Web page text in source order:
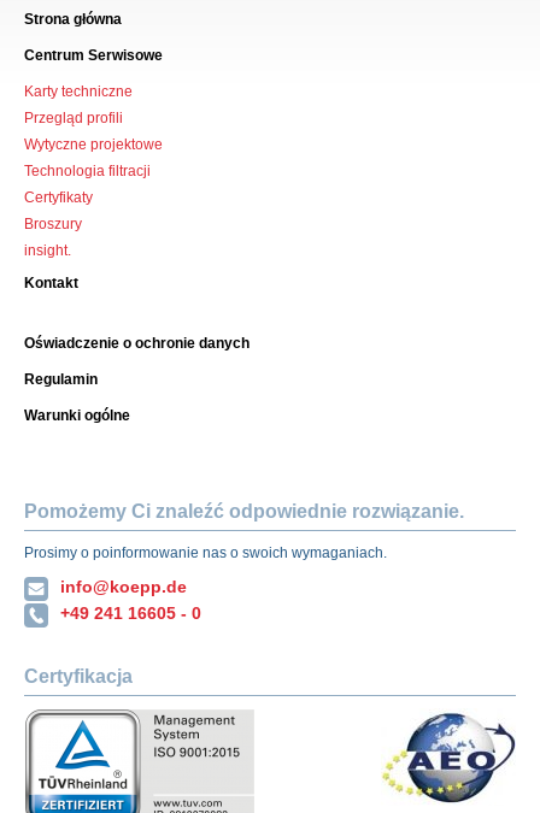
Strona główna
Centrum Serwisowe
Karty techniczne
Przegląd profili
Wytyczne projektowe
Technologia filtracji
Certyfikaty
Broszury
insight.
Kontakt
Oświadczenie o ochronie danych
Regulamin
Warunki ogólne
Pomożemy Ci znaleźć odpowiednie rozwiązanie.
Prosimy o poinformowanie nas o swoich wymaganiach.
info@koepp.de
+49 241 16605 - 0
Certyfikacja